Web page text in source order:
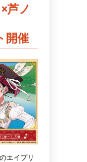
芦ノ
開催
エイプリ